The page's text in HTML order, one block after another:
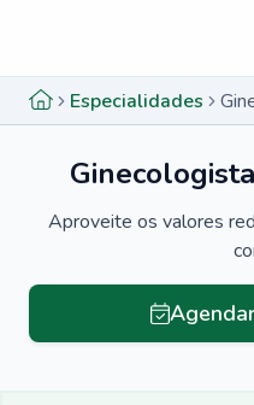
Especialidades
Aproveite os valores